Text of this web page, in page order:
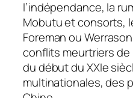
l’indépendance, la
Mobutu et consorts,
Foreman ou
conflits meurtriers de
du début du XXIe
multinationales, des